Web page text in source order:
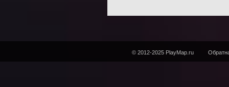
© 2012-2025 PlayMap.ru